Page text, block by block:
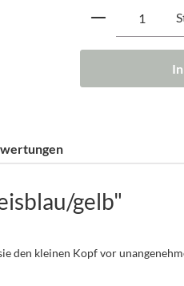
Produkt
gelb"
den kleinen Kopf vor